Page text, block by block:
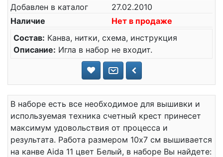
Добавлен в каталог
27.02.2010
Наличие
Нет в продаже
Состав: Канва, нитки, схема, инструкция
Описание: Игла в набор не входит.
В наборе есть все необходимое для вышивки и
используемая техника счетный крест принесет
максимум удовольствия от процесса и
результата. Работа размером 10x7 см вышивается
на канве Aida 11 цвет Белый, в наборе Вы найдете: